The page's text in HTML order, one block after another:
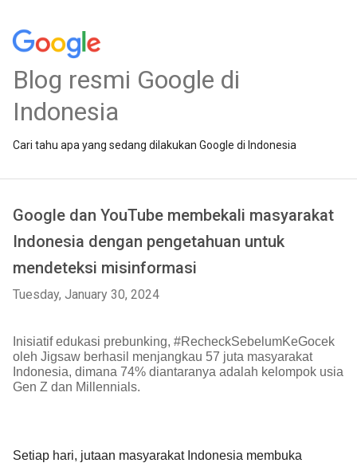
Blog resmi Google di
Indonesia
Cari tahu apa yang sedang dilakukan Google di Indonesia
Google dan YouTube membekali masyarakat
Indonesia dengan pengetahuan untuk
mendeteksi misinformasi
Tuesday, January 30, 2024
Inisiatif edukasi prebunking, #RecheckSebelumKeGocek
oleh Jigsaw berhasil menjangkau 57 juta masyarakat
Indonesia, dimana 74% diantaranya adalah kelompok usia
Gen Z dan Millennials.
Setiap hari, jutaan masyarakat Indonesia membuka